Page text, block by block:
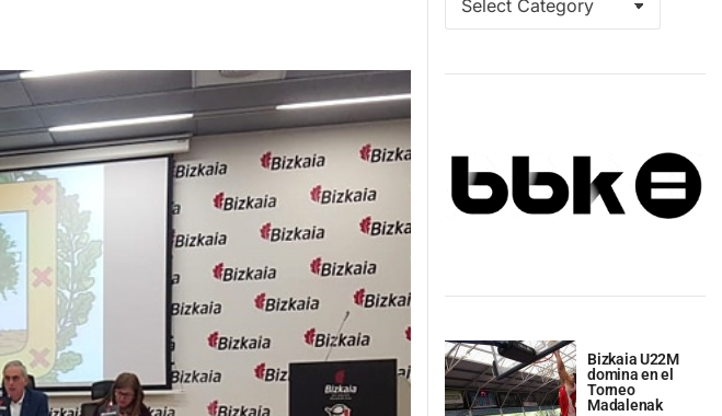
Bizkaia U22M
domina en el
Torneo
Madalenak